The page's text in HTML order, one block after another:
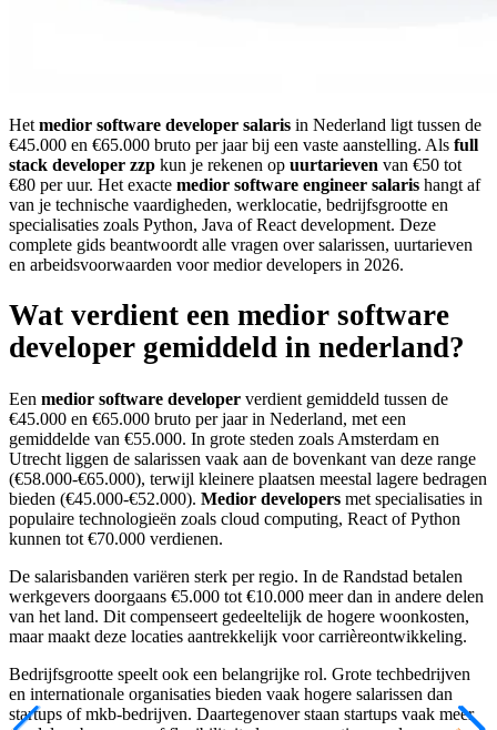
Het medior software developer salaris in Nederland ligt tussen de
€45.000 en €65.000 bruto per jaar bij een vaste aanstelling. Als full
stack developer zzp kun je rekenen op uurtarieven van €50 tot
€80 per uur. Het exacte medior software engineer salaris hangt af
van je technische vaardigheden, werklocatie, bedrijfsgrootte en
specialisaties zoals Python, Java of React development. Deze
complete gids beantwoordt alle vragen over salarissen, uurtarieven
en arbeidsvoorwaarden voor medior developers in 2026.
Wat verdient een medior software
developer gemiddeld in nederland?
Een medior software developer verdient gemiddeld tussen de
€45.000 en €65.000 bruto per jaar in Nederland, met een
gemiddelde van €55.000. In grote steden zoals Amsterdam en
Utrecht liggen de salarissen vaak aan de bovenkant van deze range
(€58.000-€65.000), terwijl kleinere plaatsen meestal lagere bedragen
bieden (€45.000-€52.000). Medior developers met specialisaties in
populaire technologieën zoals cloud computing, React of Python
kunnen tot €70.000 verdienen.
De salarisbanden variëren sterk per regio. In de Randstad betalen
werkgevers doorgaans €5.000 tot €10.000 meer dan in andere delen
van het land. Dit compenseert gedeeltelijk de hogere woonkosten,
maar maakt deze locaties aantrekkelijk voor carrièreontwikkeling.
Bedrijfsgrootte speelt ook een belangrijke rol. Grote techbedrijven
en internationale organisaties bieden vaak hogere salarissen dan
startups of mkb-bedrijven. Daartegenover staan startups vaak meer